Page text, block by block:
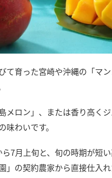
て育った宮崎や沖縄の「マ
メロン」、または香り高く
味わいです。
7月上旬と、旬の時期が短
」の契約農家から直接仕入